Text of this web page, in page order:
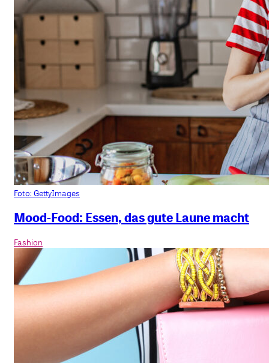
Foto: GettyImages
Mood-Food: Essen, das gute Laune macht
Fashion